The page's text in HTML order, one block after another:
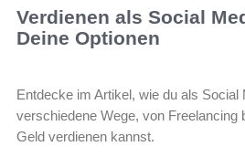
Verdienen als Social
Deine Optionen
Entdecke im Artikel, wie du als Social
verschiedene Wege, von Freelancing
Geld verdienen kannst.